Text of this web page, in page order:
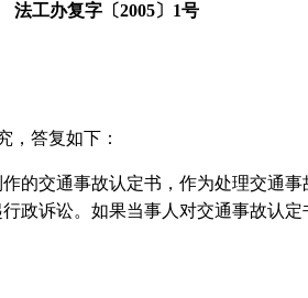
法工办复字〔2005〕1号
答复如下：
交通事故认定书，作为处理交通事
政诉讼。如果当事人对交通事故认